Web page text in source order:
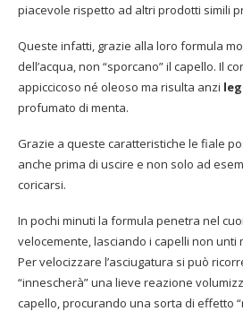
piacevole rispetto ad altri prodotti simili
Queste infatti, grazie alla loro formula
dell’acqua, non “sporcano” il capello. Il
appiccicoso né oleoso ma risulta anzi
profumato di menta.
Grazie a queste caratteristiche le fiale
anche prima di uscire e non solo ad
coricarsi.
In pochi minuti la formula penetra nel
velocemente, lasciando i capelli non unti
Per velocizzare l’asciugatura si può
“innescherà” una lieve reazione
capello, procurando una sorta di effetto